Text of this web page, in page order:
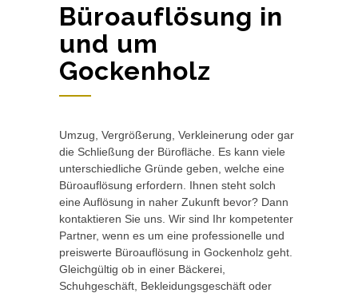
Büroauflösung in
und um
Gockenholz
Umzug, Vergrößerung, Verkleinerung oder gar
die Schließung der Bürofläche. Es kann viele
unterschiedliche Gründe geben, welche eine
Büroauflösung erfordern. Ihnen steht solch
eine Auflösung in naher Zukunft bevor? Dann
kontaktieren Sie uns. Wir sind Ihr kompetenter
Partner, wenn es um eine professionelle und
preiswerte Büroauflösung in Gockenholz geht.
Gleichgültig ob in einer Bäckerei,
Schuhgeschäft, Bekleidungsgeschäft oder